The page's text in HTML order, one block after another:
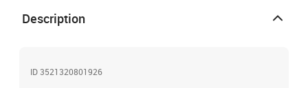
Description
ID 3521320801926